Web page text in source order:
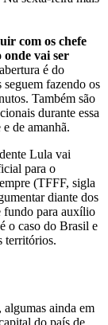
com os chefe
onde vai ser
é do
fazendo os
Também são
durante essa
de amanhã.
Lula vai
para o
(TFFF, sigla
diante dos
fundo para auxílio
o caso do Brasil e
territórios.
ainda em
do país de